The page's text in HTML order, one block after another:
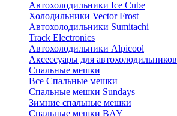
Автохолодильники Ice Cube
Холодильники Vector Frost
Автохолодильники Sumitachi
Track Electronics
Автохолодильники Alpicool
Аксессуары для автохолодильников
Спальные мешки
Все Спальные мешки
Спальные мешки Sundays
Зимние спальные мешки
Спальные мешки BAY